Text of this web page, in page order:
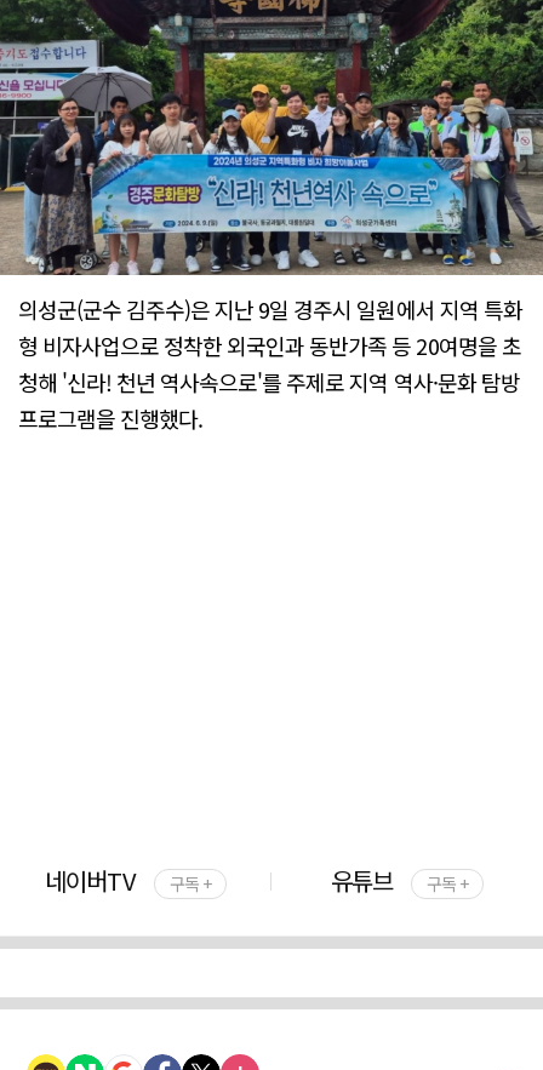
의성군(군수 김주수)은 지난 9일 경주시 일원에서 지역 특화
형 비자사업으로 정착한 외국인과 동반가족 등 20여명을 초
청해 '신라! 천년 역사속으로'를 주제로 지역 역사·문화 탐방
프로그램을 진행했다.
네이버TV 구독 + 유튜브 구독 +